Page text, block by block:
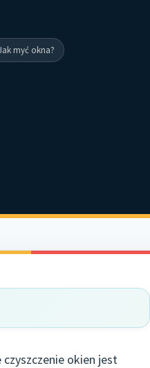
myć okna?
okien jest